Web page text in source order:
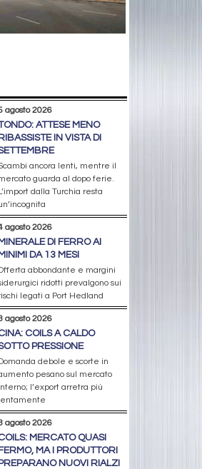
agosto 2026
ATTESE MENO
IN VISTA DI
ancora lenti, mentre il
guarda al dopo ferie.
dalla Turchia resta
agosto 2026
DI FERRO AI
DA 13 MESI
abbondante e margini
ridotti prevalgono sui
legati a Port Hedland
agosto 2026
COILS A CALDO
PRESSIONE
debole e scorte in
pesano sul mercato
l’export arretra più
agosto 2026
MERCATO QUASI
MA I PRODUTTORI
NUOVI RIALZI